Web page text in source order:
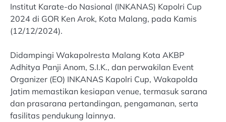
Institut Karate-do Nasional (INKANAS) Kapolri Cup
2024 di GOR Ken Arok, Kota Malang, pada Kamis
(12/12/2024).
Didampingi Wakapolresta Malang Kota AKBP
Adhitya Panji Anom, S.I.K., dan perwakilan Event
Organizer (EO) INKANAS Kapolri Cup, Wakapolda
Jatim memastikan kesiapan venue, termasuk sarana
dan prasarana pertandingan, pengamanan, serta
fasilitas pendukung lainnya.